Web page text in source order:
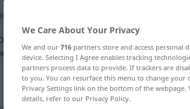
translation)
We Care About Your Privacy
We and our 716 partners store and access
device. Selecting I Agree enables tracking
partners process data to provide. If trackers are
to you. You can resurface this menu to change
Privacy Settings link on the bottom of the
details, refer to our Privacy Policy.